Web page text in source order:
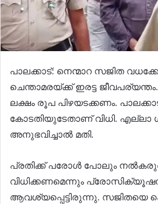
പാലക്കാട്: നെന്മാറ സജിത
ചെന്താമരയ്ക്ക് ഇരട്ട
ലക്ഷം രൂപ പിഴയടക്കണം.
കോടതിയുടേതാണ് വിധി. എല്ലാ
അനുഭവിച്ചാൽ മതി.
പ്രതിക്ക് പരോൾ പോലും
വിധിക്കണമെന്നും
ആവശ്യപ്പെട്ടിരുന്നു. സജിതയെ